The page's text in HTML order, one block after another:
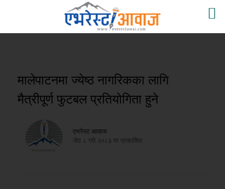
मालेपाटनमा ज्येष्ठ नागरिकका लागि
मैत्रीपूर्ण फुटबल प्रतियोगिता हुने
एभरेस्ट आवाज
जेठ ८ गते २०८३ मा प्रकाशित